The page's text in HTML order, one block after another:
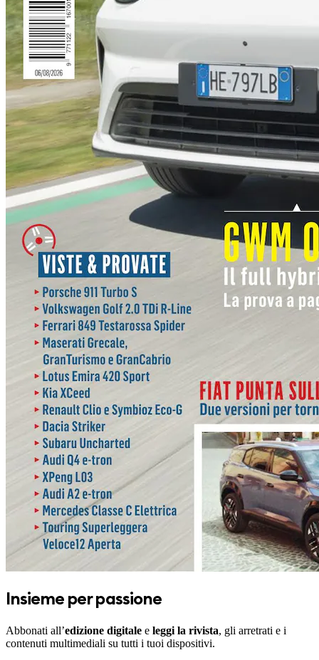
Insieme per passione
Abbonati all’edizione digitale e leggi la rivista, gli arretrati e i
contenuti multimediali su tutti i tuoi dispositivi.